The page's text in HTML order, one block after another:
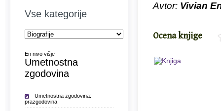
Avtor: Vivian
Ocena knjige
Vse kategorije
En nivo višje
Umetnostna
zgodovina
Umetnostna zgodovina:
prazgodovina